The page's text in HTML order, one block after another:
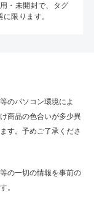
・未開封で、タグ
限ります。
のパソコン環境によ
商品の色合いが多少異
す。予めご了承くださ
の一切の情報を事前の
。